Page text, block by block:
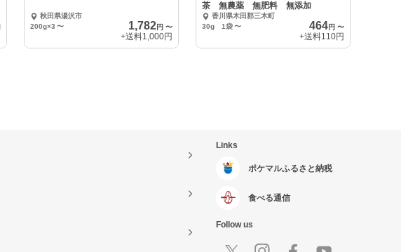
秋田県湯沢市
200g×3 〜 1,782円〜
+送料1,000円
茶 無農薬 無肥料 無添加
香川県木田郡三木町
30g 1袋〜 464円 〜
+送料110円
Links
ポケマルふるさと納税
食べる通信
Follow us